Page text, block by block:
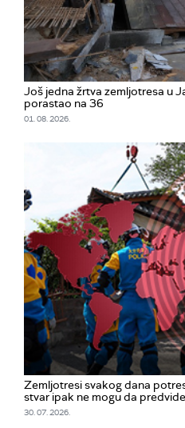
Još jedna žrtva zemljotresa u
porastao na 36
01. 08. 2026.
Zemljotresi svakog dana
stvar ipak ne mogu da predvide
30. 07. 2026.